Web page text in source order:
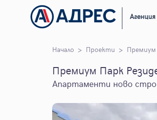
Начало Проекти Премиум
Премиум Парк
Апартаменти ново